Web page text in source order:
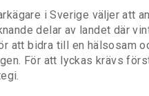
i Sverige väljer att
delar av landet där
att bidra till en hälsosam
För att lyckas krävs